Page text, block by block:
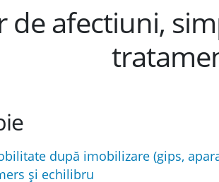
de afectiuni,
după imobilizare (gips,
și echilibru